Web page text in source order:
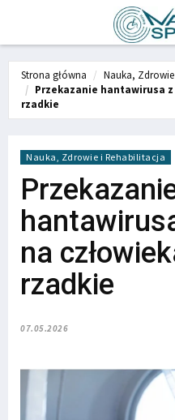
Strona główna
Nauka,
Przekazanie hantawirusa z
rzadkie
Nauka, Zdrowie i Rehabilitacja
na
rzadkie
07.05.2026